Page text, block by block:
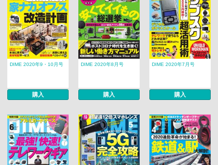
DIME 2020年9・10月号
購入
DIME 2020年8月号
購入
DIME 2020年7月号
購入